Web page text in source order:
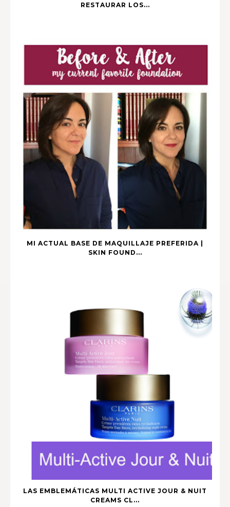
RESTAURAR LOS...
MI ACTUAL BASE DE MAQUILLAJE PREFERIDA |
SKIN FOUND...
LAS EMBLEMÁTICAS MULTI ACTIVE JOUR & NUIT
CREAMS CL...